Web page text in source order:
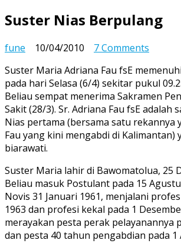
Suster Nias Berpulang
fune 10/04/2010 7 Comments
Nias
Suster Maria Adriana Fau fsE
pada hari Selasa (6/4) sekitar pukul
Beliau sempat menerima Sakramen
Sakit (28/3). Sr. Adriana Fau fsE adalah
Nias pertama (bersama satu rekannya
Fau yang kini mengabdi di Kalimantan)
biarawati.
Suster Maria lahir di Bawomatolua, 25
Beliau masuk Postulant pada 15
Novis 31 Januari 1961, menjalani
1963 dan profesi kekal pada 1
merayakan pesta perak pelayanannya
dan pesta 40 tahun pengabdian pada 1